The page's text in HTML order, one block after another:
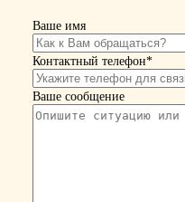
Ваше имя
Контактный телефон*
Ваше сообщение